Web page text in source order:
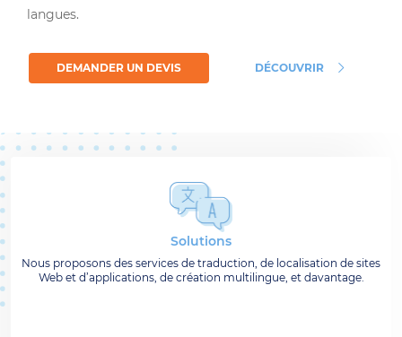
langues.
DEMANDER UN DEVIS DÉCOUVRIR
Solutions
Nous proposons des services de traduction, de localisation de sites
Web et d’applications, de création multilingue, et davantage.